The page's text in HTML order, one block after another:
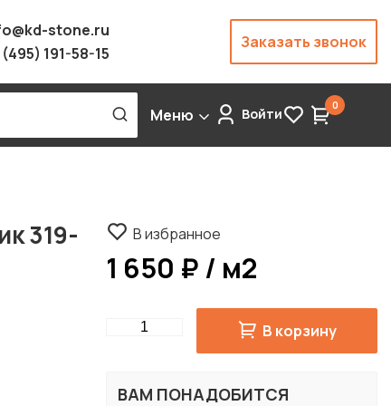
stone.ru
(495) 191-58-15
Заказать звонок
Меню Войти 0
319-
В избранное
1 650 ₽ / м2
Quantity В корзину
ВАМ ПОНАДОБИТСЯ